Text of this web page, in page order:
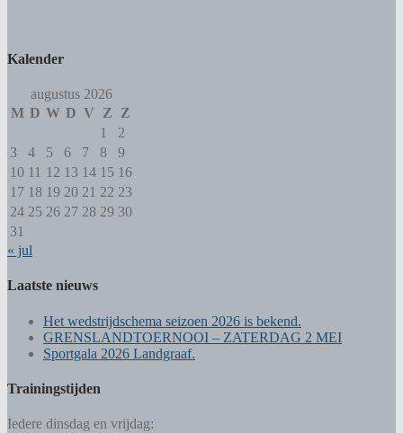
Kalender
augustus 2026
M D W D V Z
Z
1
2
3
4 5 6 7 8
9
10 11 12 13 14 15 16
17 18 19 20 21 22 23
24 25 26 27 28 29 30
31
« jul
Laatste nieuws
Het wedstrijdschema seizoen 2026 is bekend.
GRENSLANDTOERNOOI – ZATERDAG 2 MEI
Sportgala 2026 Landgraaf.
Trainingstijden
Iedere dinsdag en vrijdag: